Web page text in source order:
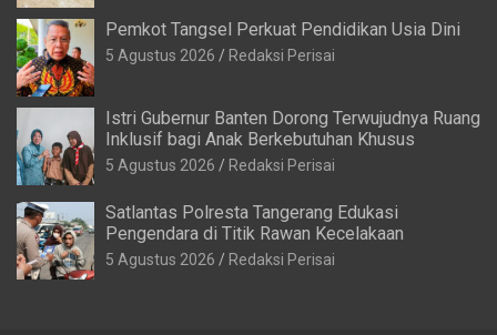
Pemkot Tangsel Perkuat Pendidikan Usia Dini
5 Agustus 2026 Redaksi Perisai
Istri Gubernur Banten Dorong Terwujudnya Ruang
Inklusif bagi Anak Berkebutuhan Khusus
5 Agustus 2026 Redaksi Perisai
Satlantas Polresta Tangerang Edukasi
Pengendara di Titik Rawan Kecelakaan
5 Agustus 2026 Redaksi Perisai